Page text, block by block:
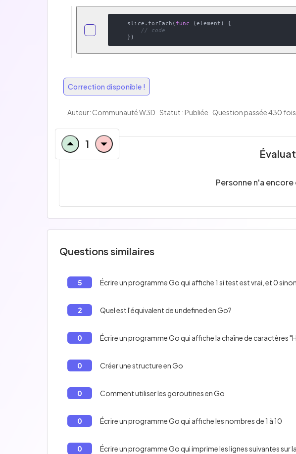
    slice.forEach(
func (element)
{
// code
Correction disponible !
Auteur: Communauté W3D Statut : Publiée Question passée 430 fois
1
Personne n'a
Questions similaires
5 Écrire un programme Go qui affiche 1 si test est vrai, et 0 sinon.
2 Quel est l'équivalent de undefined en Go?
0 Écrire un programme Go qui affiche la chaîne de caractères
0 Créer une structure en Go
0 Comment utiliser les goroutines en Go
0 Écrire un programme Go qui affiche les nombres de 1 à 10
0 Écrire un programme Go qui imprime les lignes suivantes sur